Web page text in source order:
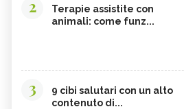
2
Terapie assistite con
animali: come funz...
3
9 cibi salutari con un alto
contenuto di...